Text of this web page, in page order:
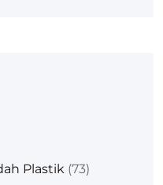
Plastik (73)